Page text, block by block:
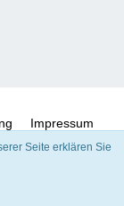
Impressum
Seite erklären Sie